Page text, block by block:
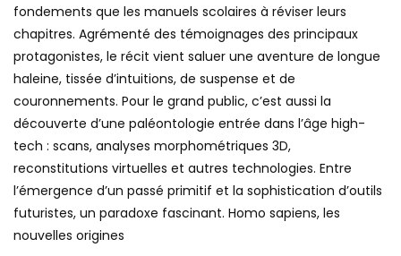
fondements que les manuels scolaires à réviser leurs
chapitres. Agrémenté des témoignages des principaux
protagonistes, le récit vient saluer une aventure de longue
haleine, tissée d’intuitions, de suspense et de
couronnements. Pour le grand public, c’est aussi la
découverte d’une paléontologie entrée dans l’âge high-
tech : scans, analyses morphométriques 3D,
reconstitutions virtuelles et autres technologies. Entre
l’émergence d’un passé primitif et la sophistication d’outils
futuristes, un paradoxe fascinant. Homo sapiens, les
nouvelles origines